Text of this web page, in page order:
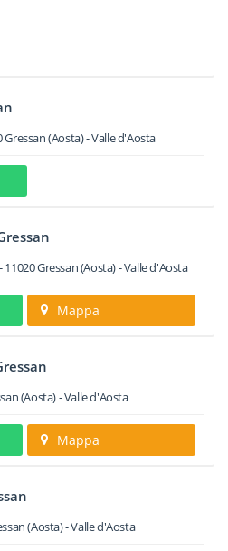
Gressan(Aosta) -Valle d'Aosta
11020Gressan(Aosta) -Valle d'Aosta
Mappa
(Aosta) -Valle d'Aosta
Mappa
(Aosta) -Valle d'Aosta